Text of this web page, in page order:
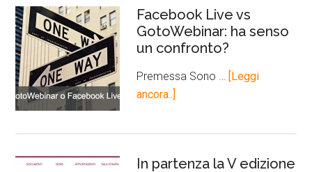
Facebook Live vs
GotoWebinar: ha senso
un confronto?
Premessa Sono …
[Leggi
ancora..]
In partenza la V edizione